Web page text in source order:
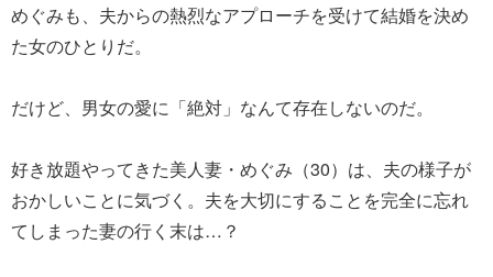
めぐみも、夫からの熱烈なアプローチを受けて結婚を決め
た女のひとりだ。
だけど、男女の愛に「絶対」なんて存在しないのだ。
好き放題やってきた美人妻・めぐみ（30）は、夫の様子が
おかしいことに気づく。夫を大切にすることを完全に忘れ
てしまった妻の行く末は…？